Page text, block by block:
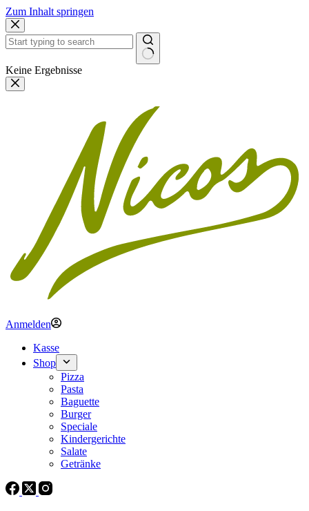
Zum Inhalt springen
Keine Ergebnisse
Anmelden
Kasse
Shop
Pizza
Pasta
Baguette
Burger
Speciale
Kindergerichte
Salate
Getränke